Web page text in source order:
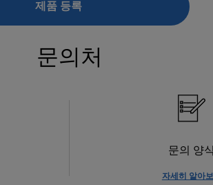
제품 등록
문의처
문의 양
자세히 알아